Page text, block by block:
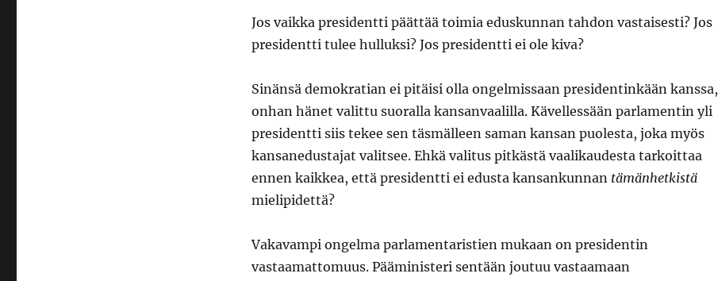
Jos vaikka presidentti päättää toimia eduskunnan tahdon vastaisesti? Jos
presidentti tulee hulluksi? Jos presidentti ei ole kiva?
Sinänsä demokratian ei pitäisi olla ongelmissaan presidentinkään kanssa,
onhan hänet valittu suoralla kansanvaalilla. Kävellessään parlamentin yli
presidentti siis tekee sen täsmälleen saman kansan puolesta, joka myös
kansanedustajat valitsee. Ehkä valitus pitkästä vaalikaudesta tarkoittaa
ennen kaikkea, että presidentti ei edusta kansankunnan tämänhetkistä
mielipidettä?
Vakavampi ongelma parlamentaristien mukaan on presidentin
vastaamattomuus. Pääministeri sentään joutuu vastaamaan